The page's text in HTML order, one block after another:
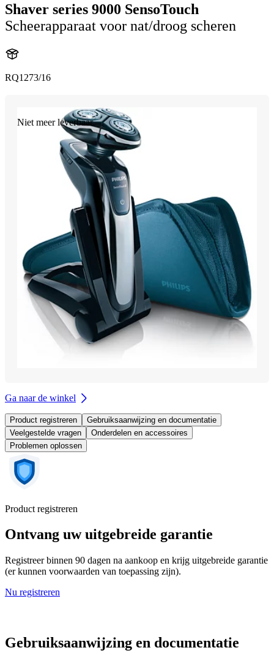
Shaver series 9000 SensoTouch
Scheerapparaat voor nat/droog scheren
RQ1273/16
Niet meer leverbaar
Ga naar de winkel
Product registreren
Gebruiksaanwijzing en documentatie
Veelgestelde vragen
Onderdelen en accessoires
Problemen oplossen
Product registreren
Ontvang uw uitgebreide garantie
Registreer binnen 90 dagen na aankoop en krijg uitgebreide garantie
(er kunnen voorwaarden van toepassing zijn).
Nu registreren
Gebruiksaanwijzing en documentatie